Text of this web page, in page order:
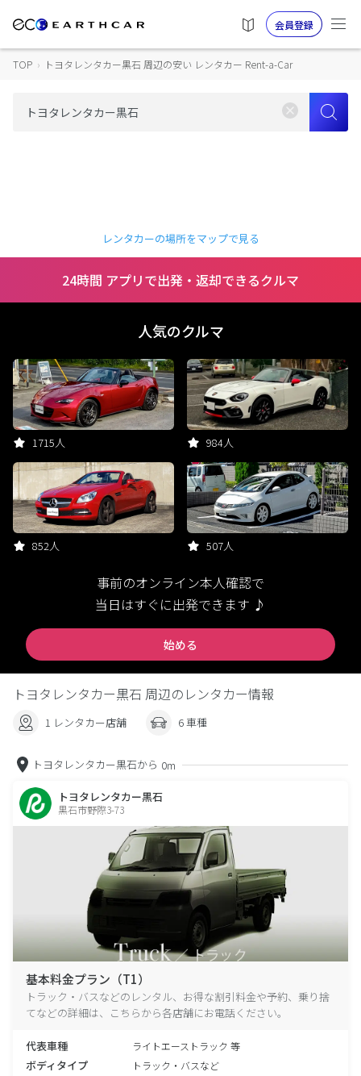
会員登録
TOP › トヨタレンタカー黒石 周辺の安い レンタカー Rent-a-Car
レンタカーの場所をマップで見る
24時間 アプリで出発・返却できるクルマ
人気のクルマ
1715人 984人
852人 507人
事前のオンライン本人確認で
当日はすぐに出発できます ♪
始める
トヨタレンタカー黒石 周辺のレンタカー情報
1 レンタカー店舗 6 車種
トヨタレンタカー黒石から 0m
トヨタレンタカー黒石
黒石市野際3-73
基本料金プラン（T1）
トラック・バスなどのレンタル、お得な割引料金や予約、乗り捨
てなどの詳細は、こちらから各店舗にお電話ください。
代表車種 ライトエーストラック 等
ボディタイプ トラック・バスなど